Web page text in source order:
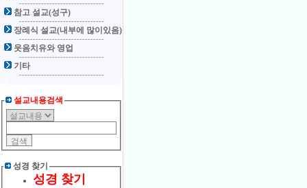
참고 설교(성구)
장례식 설교(내부에 많이있음)
웃음치유와 영업
기타
설교내용검색
성경 찾기
성경 찾기